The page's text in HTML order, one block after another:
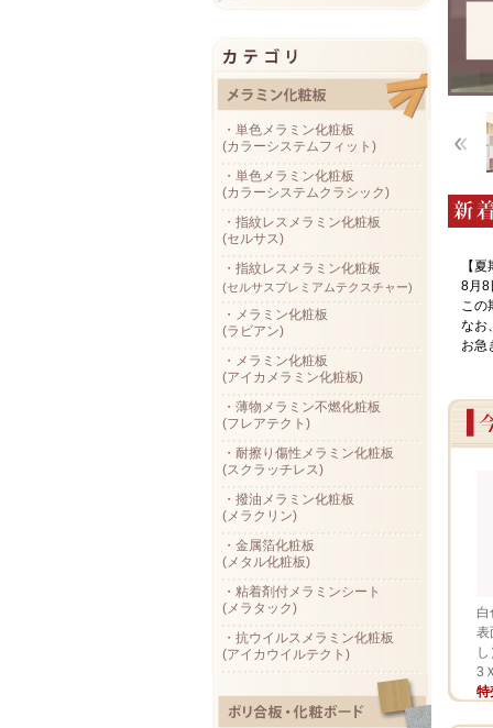
・単色メラミン化粧板
(カラーシステムフィット)
・単色メラミン化粧板
(カラーシステムクラシック)
・指紋レスメラミン化粧板
(セルサス)
・指紋レスメラミン化粧板
(セルサスプレミアムテクスチャー)
・メラミン化粧板
(ラビアン)
・メラミン化粧板
(アイカメラミン化粧板)
・薄物メラミン不燃化粧板
(フレアテクト)
・耐擦り傷性メラミン化粧板
(スクラッチレス)
・撥油メラミン化粧板
(メラクリン)
・金属箔化粧板
(メタル化粧板)
・粘着剤付メラミンシート
(メラタック)
・抗ウイルスメラミン化粧板
(アイカウイルテクト)
【
8月8
この
なお
お急
白
表
3
特